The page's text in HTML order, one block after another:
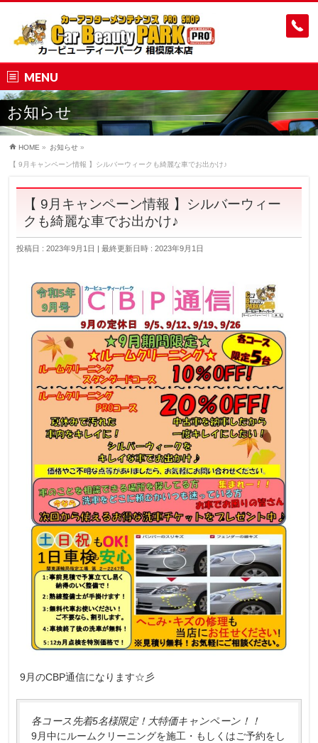
MENU
お知らせ
HOME » お知らせ »
【 9月キャンペーン情報 】シルバーウィークも綺麗な車でお出かけ♪
【 9月キャンペーン情報 】シルバーウィー
クも綺麗な車でお出かけ♪
投稿日 : 2023年9月1日 最終更新日時 : 2023年9月1日
9月のCBP通信になります☆彡
各コース先着5名様限定！大特価キャンペーン！！
9月中にルームクリーニングを施工・もしくはご予約をし